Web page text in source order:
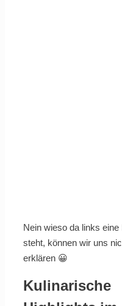
Nein wieso da links eine
steht, können wir uns
erklären 😀
Kulinarische